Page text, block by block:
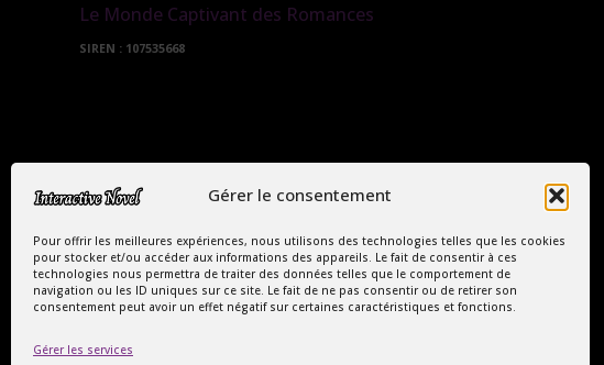
Gérer le consentement
Pour offrir les meilleures expériences, nous utilisons des technologies telles que les cookies
pour stocker et/ou accéder aux informations des appareils. Le fait de consentir à ces
technologies nous permettra de traiter des données telles que le comportement de
navigation ou les ID uniques sur ce site. Le fait de ne pas consentir ou de retirer son
consentement peut avoir un effet négatif sur certaines caractéristiques et fonctions.
Gérer les services
Le Monde Captivant des Romances
SIREN : 107535668